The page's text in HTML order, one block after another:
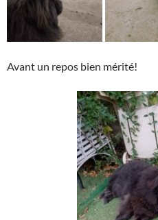
Avant un repos bien mérité!